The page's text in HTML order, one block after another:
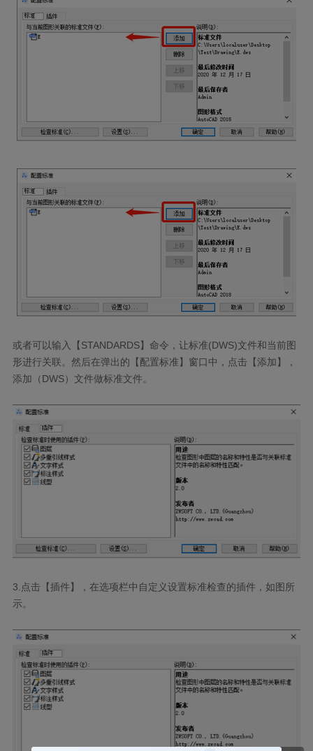
或者可以输入【STANDARDS】命令，让标准(DWS)文件和当前图
形进行关联。然后在弹出的【配置标准】窗口中，点击【添加】，
添加（DWS）文件做标准文件。
3. 点击【插件】，在选项栏中自定义设置标准检查的插件，如图所
示。